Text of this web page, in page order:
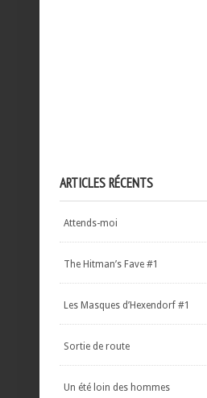
ARTICLES RÉCENTS
Attends-moi
The Hitman’s Fave #1
Les Masques d’Hexendorf #1
Sortie de route
Un été loin des hommes